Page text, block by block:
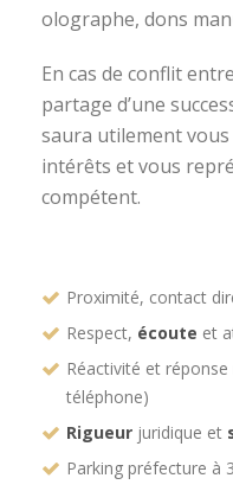
olographe, dons
En cas de conflit
partage d’une
saura utilement
intérêts et vous
compétent.
Proximité, contact
Respect, écoute et
Réactivité et
téléphone)
Rigueur juridique et
Parking préfecture à